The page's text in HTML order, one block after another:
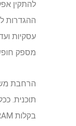
להתקין
ההגדרות
מספק
הרחבת
תוכנית.